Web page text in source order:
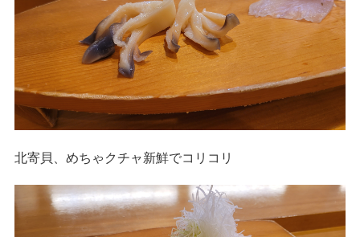
北寄貝、めちゃクチャ新鮮でコリコリ